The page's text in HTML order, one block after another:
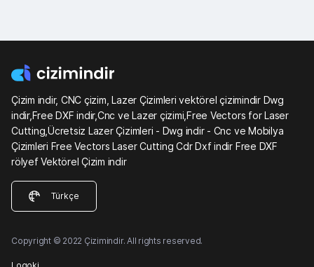
Çizim indir, CNC çizim, Lazer Çizimleri vektörel çizimindir Dwg
indir,Free DXF indir,Cnc ve Lazer çizimi,Free Vectors for Laser
Cutting,Ücretsiz Lazer Çizimleri - Dwg indir - Cnc ve Mobilya
Çizimleri Free Vectors Laser Cutting Cdr Dxf indir Free DXF
rölyef Vektörel Çizim indir
Türkçe
Copyright © 2022 Çizimindir. All rights reserved.